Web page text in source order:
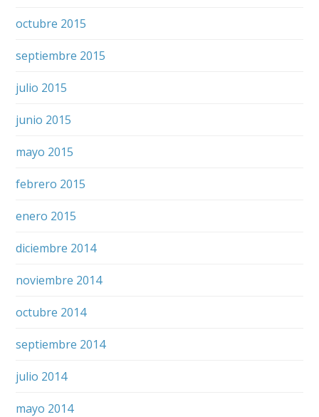
octubre 2015
septiembre 2015
julio 2015
junio 2015
mayo 2015
febrero 2015
enero 2015
diciembre 2014
noviembre 2014
octubre 2014
septiembre 2014
julio 2014
mayo 2014